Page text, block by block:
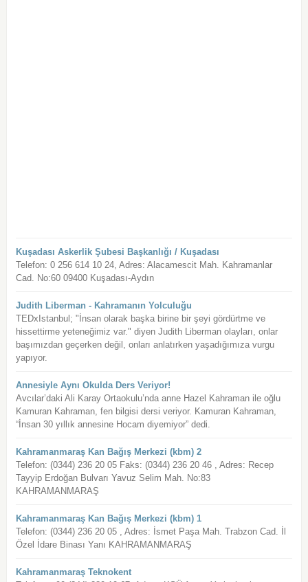
Kuşadası Askerlik Şubesi Başkanlığı / Kuşadası
Telefon: 0 256 614 10 24, Adres: Alacamescit Mah. Kahramanlar
Cad. No:60 09400 Kuşadası-Aydın
Judith Liberman - Kahramanın Yolculuğu
TEDxIstanbul; "İnsan olarak başka birine bir şeyi gördürtme ve
hissettirme yeteneğimiz var." diyen Judith Liberman olayları, onlar
başımızdan geçerken değil, onları anlatırken yaşadığımıza vurgu
yapıyor.
Annesiyle Aynı Okulda Ders Veriyor!
Avcılar’daki Ali Karay Ortaokulu’nda anne Hazel Kahraman ile oğlu
Kamuran Kahraman, fen bilgisi dersi veriyor. Kamuran Kahraman,
“İnsan 30 yıllık annesine Hocam diyemiyor” dedi.
Kahramanmaraş Kan Bağış Merkezi (kbm) 2
Telefon: (0344) 236 20 05 Faks: (0344) 236 20 46 , Adres: Recep
Tayyip Erdoğan Bulvarı Yavuz Selim Mah. No:83
KAHRAMANMARAŞ
Kahramanmaraş Kan Bağış Merkezi (kbm) 1
Telefon: (0344) 236 20 05 , Adres: İsmet Paşa Mah. Trabzon Cad. İl
Özel İdare Binası Yanı KAHRAMANMARAŞ
Kahramanmaraş Teknokent